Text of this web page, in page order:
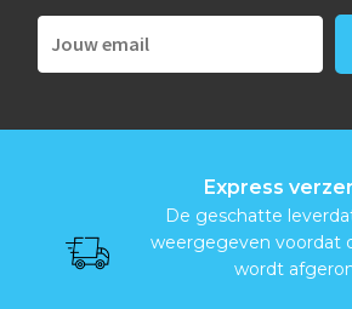
Express
De geschatte
weergegeven voordat
wordt